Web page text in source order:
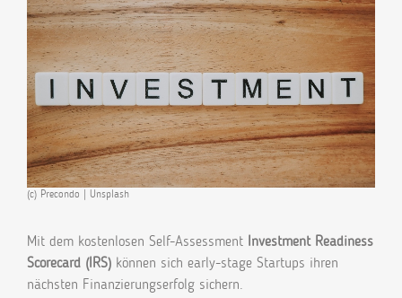
(c) Precondo | Unsplash
Mit dem kostenlosen Self-Assessment Investment Readiness
Scorecard (IRS) können sich early-stage Startups ihren
nächsten Finanzierungserfolg sichern.